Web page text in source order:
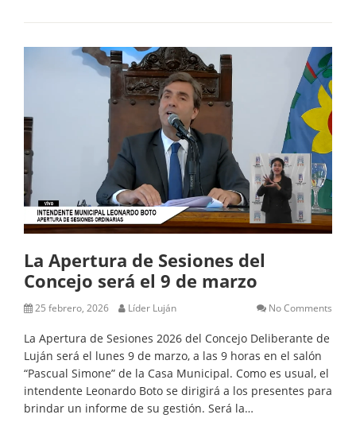
La Apertura de Sesiones del
Concejo será el 9 de marzo
25 febrero, 2026 Líder Luján No Comments
La Apertura de Sesiones 2026 del Concejo Deliberante de
Luján será el lunes 9 de marzo, a las 9 horas en el salón
“Pascual Simone” de la Casa Municipal. Como es usual, el
intendente Leonardo Boto se dirigirá a los presentes para
brindar un informe de su gestión. Será la…